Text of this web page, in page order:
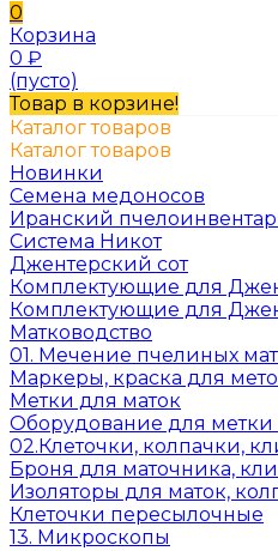
0
Корзина
0 ₽
(пусто)
Товар в корзине!
Каталог товаров
Каталог товаров
Новинки
Семена медоносов
Иранский
Система Никот
Джентерский сот
Комплектующие для
Комплектующие для
Матководство
01. Мечение пчелиных
Маркеры, краска для
Метки для маток
Оборудование для метки
02.Клеточки, колпачки,
Броня для маточника,
Изоляторы для маток,
Клеточки пересылочные
13. Микроскопы